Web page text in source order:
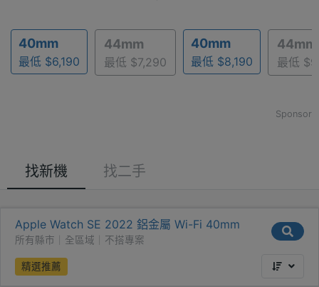
40mm
最低 $6,190
44mm
最低 $7,290
40mm
最低 $8,190
44mm
最低
Sponsor
找新機 找二手
Apple Watch SE 2022 鋁金屬 Wi-Fi 40mm
所有縣市｜全區域｜不搭專案
精選推薦